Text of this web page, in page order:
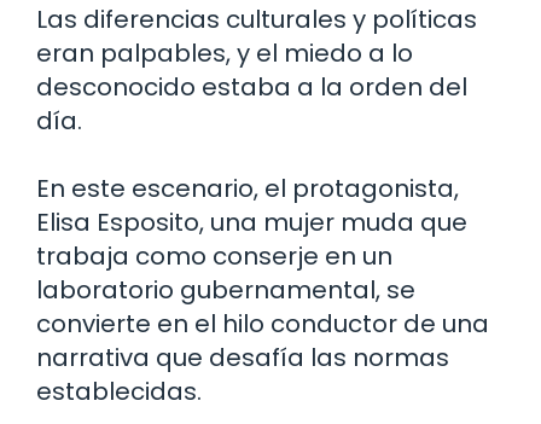
Las diferencias culturales y políticas
eran palpables, y el miedo a lo
desconocido estaba a la orden del
día.
En este escenario, el protagonista,
Elisa Esposito, una mujer muda que
trabaja como conserje en un
laboratorio gubernamental, se
convierte en el hilo conductor de una
narrativa que desafía las normas
establecidas.